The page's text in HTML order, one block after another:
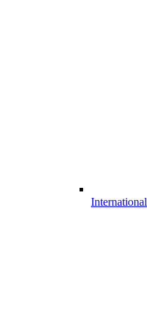
International